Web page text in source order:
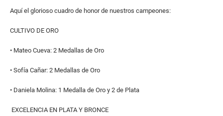
Aquí el glorioso cuadro de honor de nuestros campeones:
CULTIVO DE ORO
• Mateo Cueva: 2 Medallas de Oro
• Sofía Cañar: 2 Medallas de Oro
• Daniela Molina: 1 Medalla de Oro y 2 de Plata
EXCELENCIA EN PLATA Y BRONCE